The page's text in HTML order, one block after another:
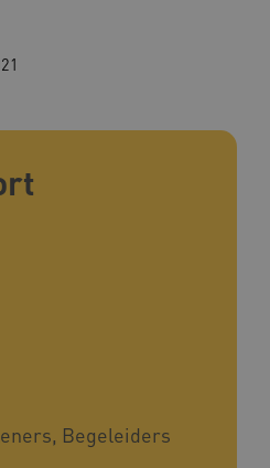
Begeleiders